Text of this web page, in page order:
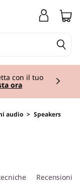
con il tuo
ora
audio > Speakers
Recensioni